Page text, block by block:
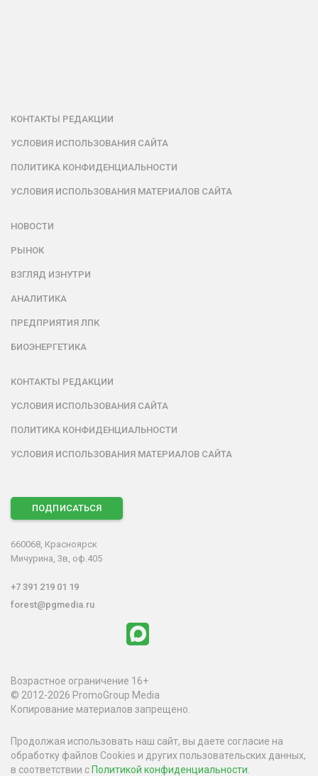
КОНТАКТЫ РЕДАКЦИИ
УСЛОВИЯ ИСПОЛЬЗОВАНИЯ САЙТА
ПОЛИТИКА КОНФИДЕНЦИАЛЬНОСТИ
УСЛОВИЯ ИСПОЛЬЗОВАНИЯ МАТЕРИАЛОВ САЙТА
НОВОСТИ
РЫНОК
ВЗГЛЯД ИЗНУТРИ
АНАЛИТИКА
ПРЕДПРИЯТИЯ ЛПК
БИОЭНЕРГЕТИКА
КОНТАКТЫ РЕДАКЦИИ
УСЛОВИЯ ИСПОЛЬЗОВАНИЯ САЙТА
ПОЛИТИКА КОНФИДЕНЦИАЛЬНОСТИ
УСЛОВИЯ ИСПОЛЬЗОВАНИЯ МАТЕРИАЛОВ САЙТА
ПОДПИСАТЬСЯ
660068, Красноярск
Мичурина, 3в, оф.405
+7 391 219 01 19
forest@pgmedia.ru
Возрастное ограничение 16+
© 2012-2026 PromoGroup Media
Копирование материалов запрещено.
Продолжая использовать наш сайт, вы даете согласие на
обработку файлов Cookies и других пользовательских данных,
в соответствии с Политикой конфиденциальности